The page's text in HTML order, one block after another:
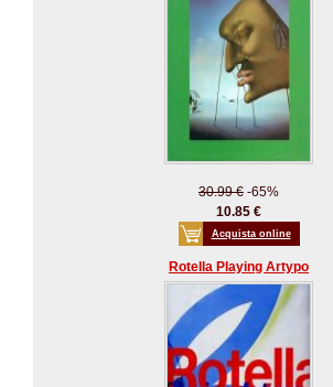
30.99 € -65%
10.85 €
Acquista online
Rotella Playing Artypo